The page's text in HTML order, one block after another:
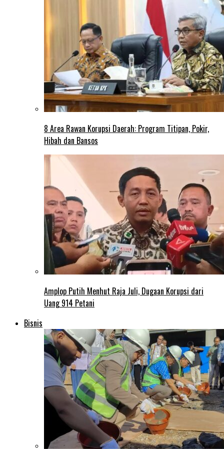
8 Area Rawan Korupsi Daerah: Program Titipan, Pokir,
Hibah dan Bansos
Amplop Putih Menhut Raja Juli, Dugaan Korupsi dari
Uang 914 Petani
Bisnis